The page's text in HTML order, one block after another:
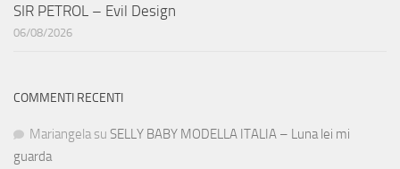
SIR PETROL – Evil Design
06/08/2026
COMMENTI RECENTI
Mariangela su SELLY BABY MODELLA ITALIA – Luna lei mi
guarda